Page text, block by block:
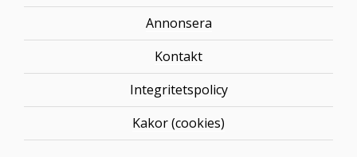
Annonsera
Kontakt
Integritetspolicy
Kakor (cookies)